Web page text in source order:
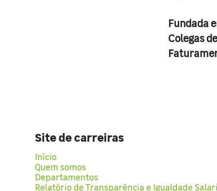
Fundada
Colegas
Site de carreiras
Início
Quem somos
Departamentos
Relatório de Transparência e Igualdade